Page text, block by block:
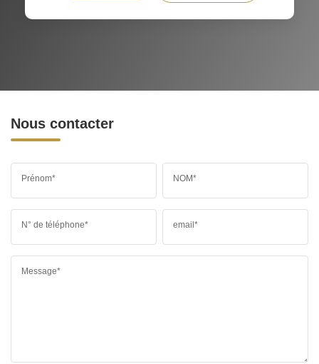
Nous contacter
Prénom* NOM*
N° de téléphone* email*
Message*